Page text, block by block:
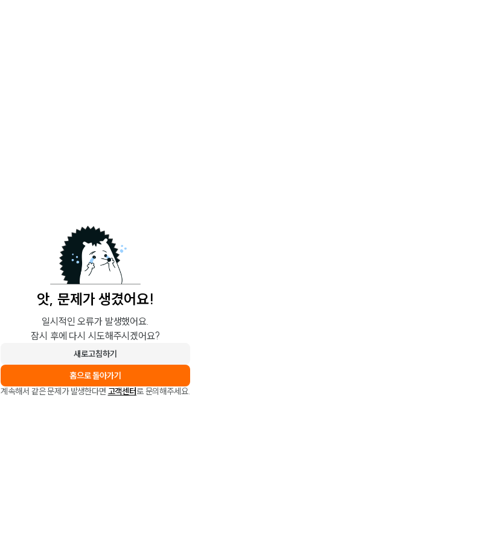
앗, 문제가 생겼어요!
일시적인 오류가 발생했어요.
잠시 후에 다시 시도해주시겠어요?
새로고침하기
홈으로 돌아가기
계속해서 같은 문제가 발생한다면 고객센터로 문의해주세요.